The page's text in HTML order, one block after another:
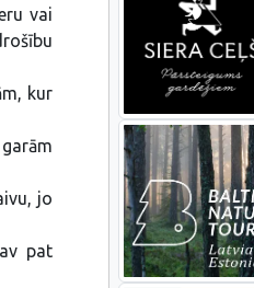
vai
kur
jo
pat